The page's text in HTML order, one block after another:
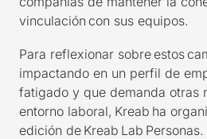
vinculación con sus equipos.
Para reflexionar sobre estos
impactando en un perfil de
fatigado y que demanda otras
entorno laboral, Kreab ha
edición de Kreab Lab Personas.